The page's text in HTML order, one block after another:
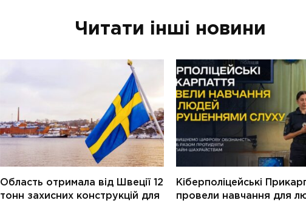
Читати інші новини
Область отримала від Швеції 12
тонн захисних конструкцій для
Кіберполіцейські
провели навчання для